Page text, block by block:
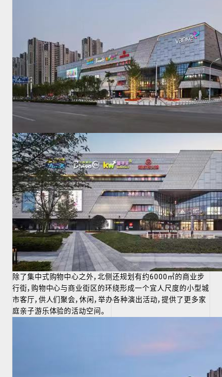
除了集中式购物中心之外，北侧还规划有约6000㎡的商业步
行街，购物中心与商业街区的环绕形成一个宜人尺度的小型城
市客厅，供人们聚会，休闲，举办各种演出活动，提供了更多家
庭亲子游乐体验的活动空间。